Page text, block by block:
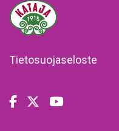
Tietosuojaseloste